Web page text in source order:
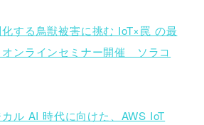
化する鳥獣被害に挑む IoT×罠 の最
オンラインセミナー開催 ソラコ
ル AI 時代に向けた、AWS IoT